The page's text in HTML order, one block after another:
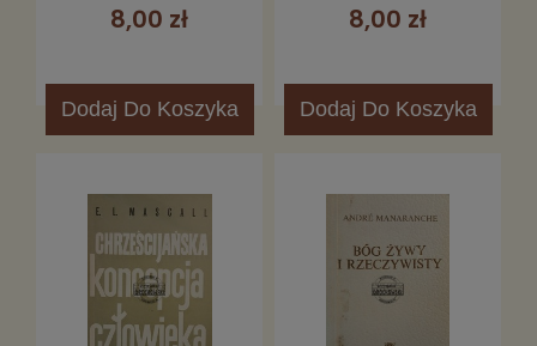
8,00 zł
Dodaj Do Koszyka
8,00 zł
Dodaj Do Koszyka